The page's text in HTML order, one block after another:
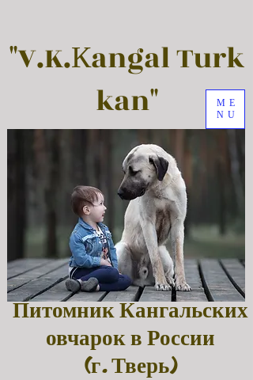
"V.K.Кangal Turk
kan"
ME
NU
Питомник Кангальских
овчарок в России
(г. Тверь)